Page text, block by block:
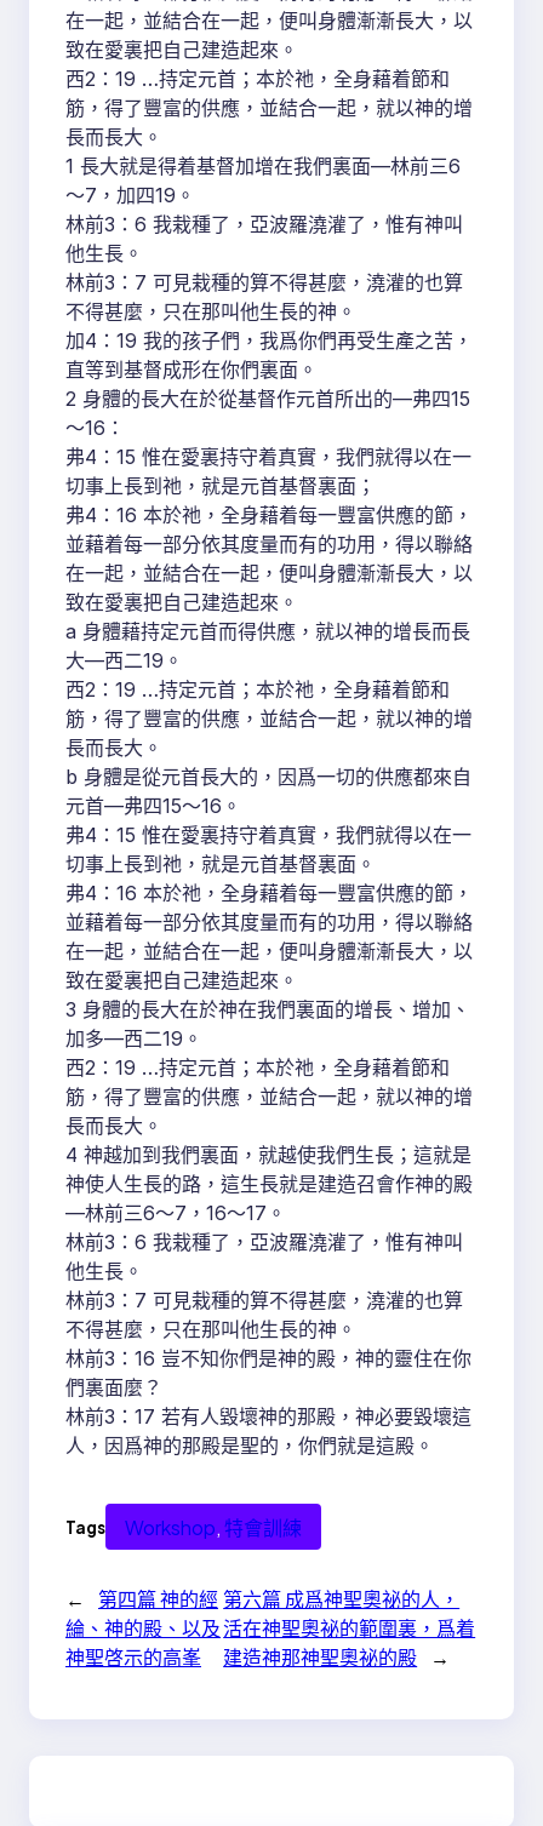
在一起，並結合在一起，便叫身體漸漸長大，以
致在愛裏把自己建造起來。
西2：19 …持定元首；本於祂，全身藉着節和
筋，得了豐富的供應，並結合一起，就以神的增
長而長大。
1 長大就是得着基督加增在我們裏面—林前三6
～7，加四19。
林前3：6 我栽種了，亞波羅澆灌了，惟有神叫
他生長。
林前3：7 可見栽種的算不得甚麼，澆灌的也算
不得甚麼，只在那叫他生長的神。
加4：19 我的孩子們，我爲你們再受生產之苦，
直等到基督成形在你們裏面。
2 身體的長大在於從基督作元首所出的—弗四15
～16：
弗4：15 惟在愛裏持守着真實，我們就得以在一
切事上長到祂，就是元首基督裏面；
弗4：16 本於祂，全身藉着每一豐富供應的節，
並藉着每一部分依其度量而有的功用，得以聯絡
在一起，並結合在一起，便叫身體漸漸長大，以
致在愛裏把自己建造起來。
a 身體藉持定元首而得供應，就以神的增長而長
大—西二19。
西2：19 …持定元首；本於祂，全身藉着節和
筋，得了豐富的供應，並結合一起，就以神的增
長而長大。
b 身體是從元首長大的，因爲一切的供應都來自
元首—弗四15～16。
弗4：15 惟在愛裏持守着真實，我們就得以在一
切事上長到祂，就是元首基督裏面。
弗4：16 本於祂，全身藉着每一豐富供應的節，
並藉着每一部分依其度量而有的功用，得以聯絡
在一起，並結合在一起，便叫身體漸漸長大，以
致在愛裏把自己建造起來。
3 身體的長大在於神在我們裏面的增長、增加、
加多—西二19。
西2：19 …持定元首；本於祂，全身藉着節和
筋，得了豐富的供應，並結合一起，就以神的增
長而長大。
4 神越加到我們裏面，就越使我們生長；這就是
神使人生長的路，這生長就是建造召會作神的殿
—林前三6～7，16～17。
林前3：6 我栽種了，亞波羅澆灌了，惟有神叫
他生長。
林前3：7 可見栽種的算不得甚麼，澆灌的也算
不得甚麼，只在那叫他生長的神。
林前3：16 豈不知你們是神的殿，神的靈住在你
們裏面麼？
林前3：17 若有人毀壞神的那殿，神必要毀壞這
人，因爲神的那殿是聖的，你們就是這殿。
Tags Workshop, 特會訓練
←
第四篇 神的經
綸、神的殿、以及
神聖啓示的高峯
第六篇 成爲神聖奧祕的人，
活在神聖奧祕的範圍裏，爲着
建造神那神聖奧祕的殿
→